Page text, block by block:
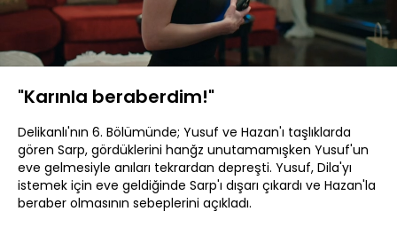
Aç
Yüklendi:
16.84%
Hızı
"Karınla beraberdim!"
Delikanlı'nın 6. Bölümünde; Yusuf ve Hazan'ı taşlıklarda
gören Sarp, gördüklerini hanğz unutamamışken Yusuf'un
eve gelmesiyle anıları tekrardan depreşti. Yusuf, Dila'yı
istemek için eve geldiğinde Sarp'ı dışarı çıkardı ve Hazan'la
beraber olmasının sebeplerini açıkladı.